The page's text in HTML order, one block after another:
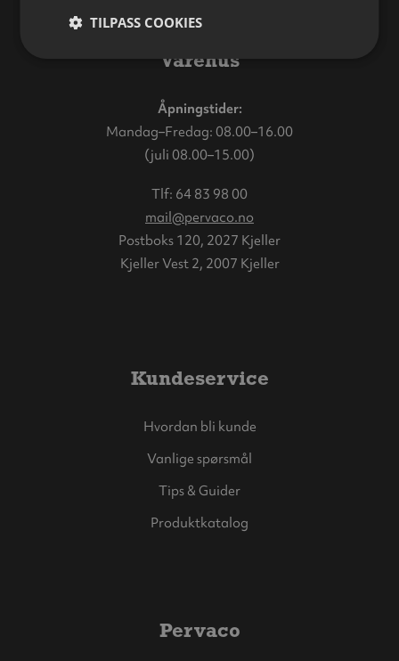
Varehus
Åpningstider:
Mandag–Fredag: 08.00–16.00
(juli 08.00–15.00)
Tlf: 64 83 98 00
mail@pervaco.no
Postboks 120, 2027 Kjeller
Kjeller Vest 2, 2007 Kjeller
Kundeservice
Hvordan bli kunde
Vanlige spørsmål
Tips & Guider
Produktkatalog
Pervaco
TILPASS COOKIES